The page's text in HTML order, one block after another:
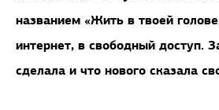
названием «Жить в твоей
интернет, в свободный доступ.
сделала и что нового сказала